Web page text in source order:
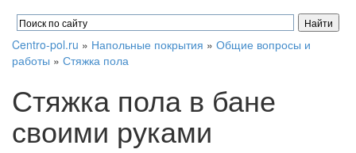
Centro-pol.ru » Напольные покрытия » Общие вопросы и
работы » Стяжка пола
Стяжка пола в бане
своими руками